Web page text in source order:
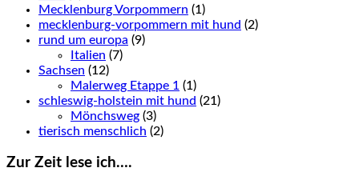
Mecklenburg Vorpommern (1)
mecklenburg-vorpommern mit hund (2)
rund um europa (9)
Italien (7)
Sachsen (12)
Malerweg Etappe 1 (1)
schleswig-holstein mit hund (21)
Mönchsweg (3)
tierisch menschlich (2)
Zur Zeit lese ich….